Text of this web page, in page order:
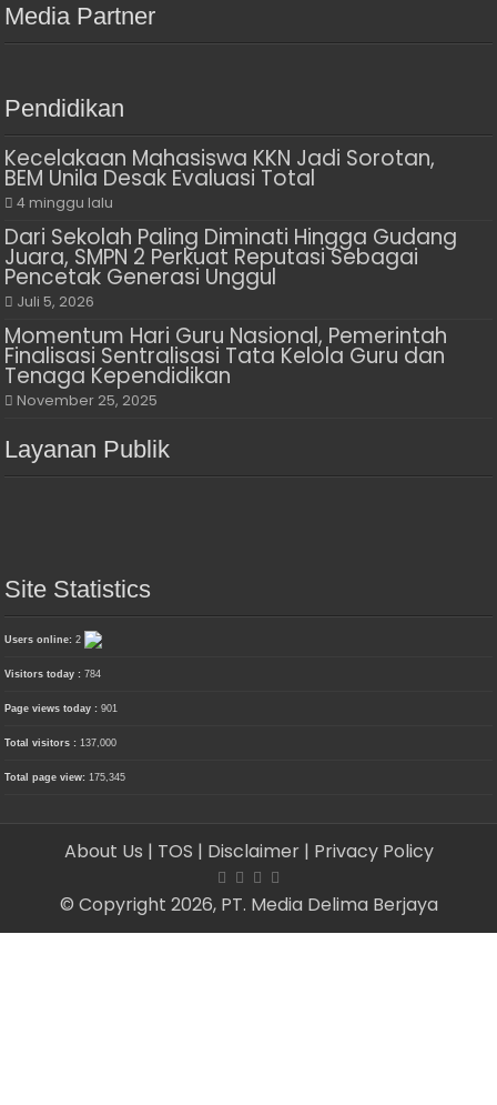
Media Partner
Pendidikan
Kecelakaan Mahasiswa KKN Jadi Sorotan,
BEM Unila Desak Evaluasi Total
4 minggu lalu
Dari Sekolah Paling Diminati Hingga Gudang
Juara, SMPN 2 Perkuat Reputasi Sebagai
Pencetak Generasi Unggul
Juli 5, 2026
Momentum Hari Guru Nasional, Pemerintah
Finalisasi Sentralisasi Tata Kelola Guru dan
Tenaga Kependidikan
November 25, 2025
Layanan Publik
Site Statistics
Users online:2
Visitors today :784
Page views today :901
Total visitors : 137,000
Total page view: 175,345
About Us | TOS | Disclaimer | Privacy Policy
© Copyright 2026, PT. Media Delima Berjaya